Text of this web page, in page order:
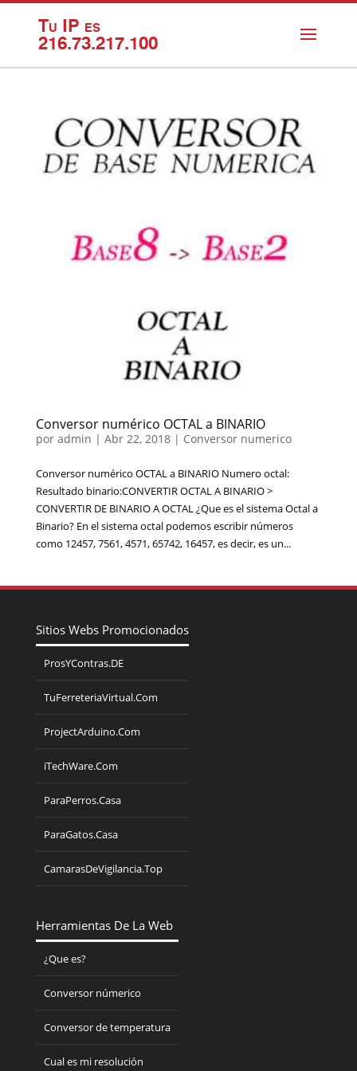
Tu IP es
216.73.217.100
Conversor numérico OCTAL a BINARIO
por admin | Abr 22, 2018| Conversor numerico
Conversor numérico OCTAL a BINARIO Numero octal:
Resultado binario:CONVERTIR OCTAL A BINARIO >
CONVERTIR DE BINARIO A OCTAL ¿Que es el sistema Octal a
Binario? En el sistema octal podemos escribir números
como 12457, 7561, 4571, 65742, 16457, es decir, es un...
Sitios Webs Promocionados
ProsYContras.DE
TuFerreteriaVirtual.Com
ProjectArduino.Com
iTechWare.Com
ParaPerros.Casa
ParaGatos.Casa
CamarasDeVigilancia.Top
Herramientas De La Web
¿Que es?
Conversor númerico
Conversor de temperatura
Cual es mi resolución